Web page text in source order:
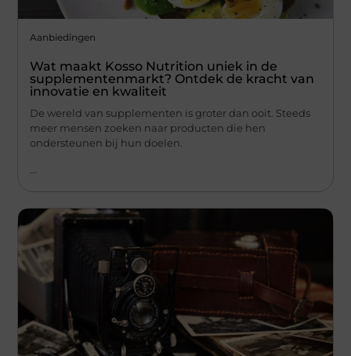
Aanbiedingen
Wat maakt Kosso Nutrition uniek in de
supplementenmarkt? Ontdek de kracht van
innovatie en kwaliteit
De wereld van supplementen is groter dan ooit. Steeds
meer mensen zoeken naar producten die hen
ondersteunen bij hun doelen.